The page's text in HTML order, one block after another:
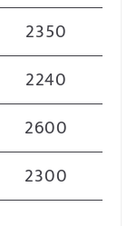
2350
2240
2600
2300